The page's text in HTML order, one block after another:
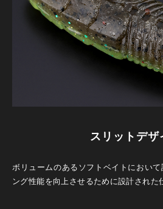
スリットデザ
ボリュームのあるソフトベイトにおい
ング性能を向上させるために設計された